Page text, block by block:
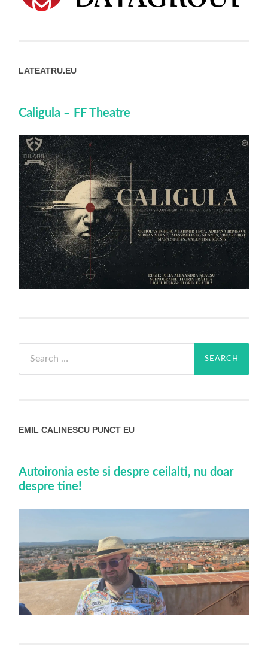
LATEATRU.EU
Caligula – FF Theatre
for:
EMIL CALINESCU PUNCT EU
Autoironia este si despre ceilalti, nu doar
despre tine!